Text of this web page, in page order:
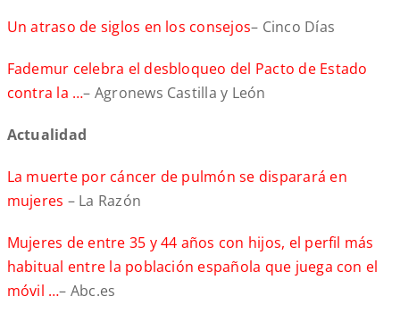
Un atraso de siglos en los consejos– Cinco Días
Fademur celebra el desbloqueo del Pacto de Estado
contra la …– Agronews Castilla y León
Actualidad
La muerte por cáncer de pulmón se disparará en
mujeres – La Razón
Mujeres de entre 35 y 44 años con hijos, el perfil más
habitual entre la población española que juega con el
móvil …– Abc.es